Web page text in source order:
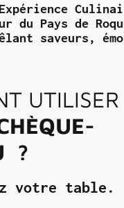
du Pays de
saveurs,
UTILISER
?
votre table.